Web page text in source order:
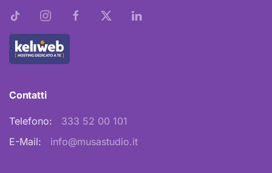
Contatti
Telefono:
333 52 00 101
E-Mail:
info@musastudio.it